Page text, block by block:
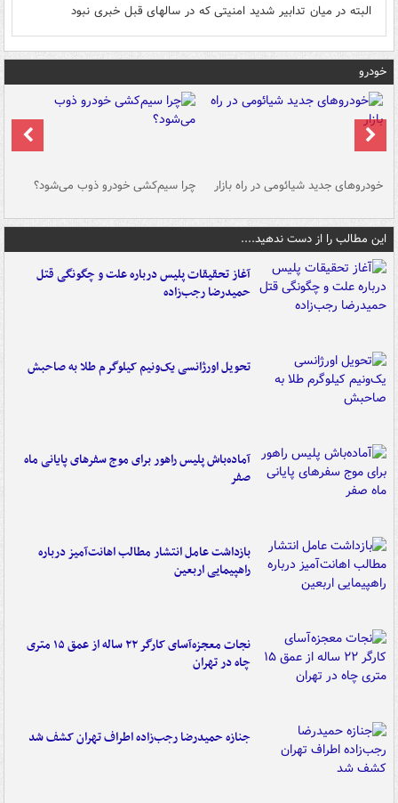
البته در میان تدابیر شدید امنیتی که در سالهای قبل خبری نبود
خودرو
خودروهای جدید شیائومی در راه بازار چرا سیم‌کشی خودرو ذوب می‌شود؟
این مطالب را از دست ندهید....
آغاز تحقیقات پلیس درباره علت و چگونگی قتل
حمیدرضا رجب‌زاده
تحویل اورژانسی یک‌ونیم کیلوگرم طلا به صاحبش
آماده‌باش پلیس راهور برای موج سفرهای پایانی ماه
صفر
بازداشت عامل انتشار مطالب اهانت‌آمیز درباره
راهپیمایی اربعین
نجات معجزه‌آسای کارگر ۲۲ ساله از عمق ۱۵ متری
چاه در تهران
جنازه حمیدرضا رجب‌زاده اطراف تهران کشف شد